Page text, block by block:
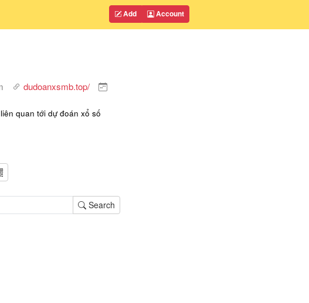
Add Account
dudoanxsmb.top/
quan tới dự đoán xổ số
Search